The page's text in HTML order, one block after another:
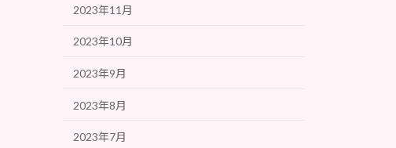
2023年11月
2023年10月
2023年9月
2023年8月
2023年7月